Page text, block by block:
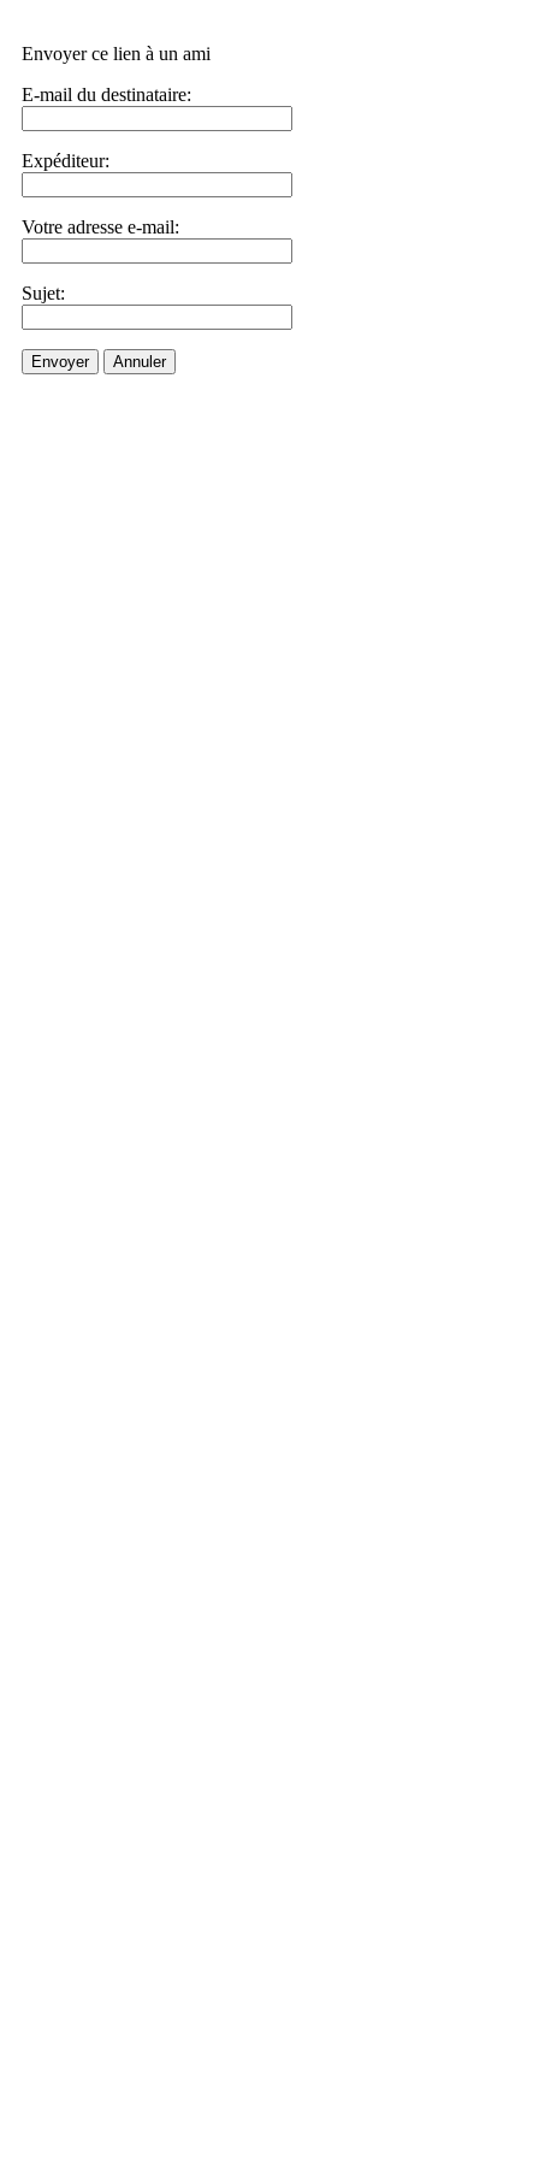
Envoyer ce lien à un ami
E-mail du destinataire:
Expéditeur:
Votre adresse e-mail:
Sujet:
Envoyer Annuler